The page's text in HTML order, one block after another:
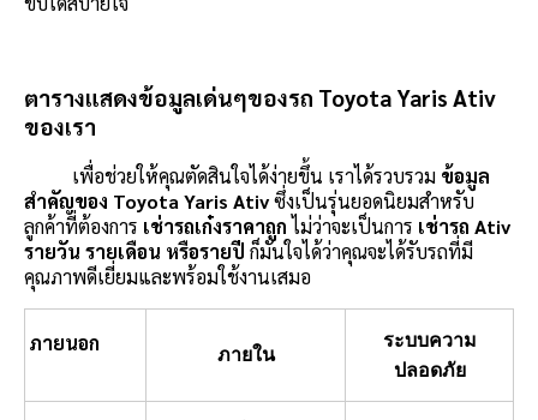
ตารางแสดงข้อมูลเด่นๆของรถ Toyota Yaris Ativ
ของเรา
เพื่อช่วยให้คุณตัดสินใจได้ง่ายขึ้น เราได้รวบรวม ข้อมูล
สำคัญของ Toyota Yaris Ativซึ่งเป็นรุ่นยอดนิยมสำหรับ
ลูกค้าที่ต้องการ เช่ารถเก๋งราคาถูกไม่ว่าจะเป็นการ เช่ารถ Ativ
รายวัน รายเดือน หรือรายปี ก็มั่นใจได้ว่าคุณจะได้รับรถที่มี
คุณภาพดีเยี่ยมและพร้อมใช้งานเสมอ
ภายนอก ภายใน
ระบบความ
ปลอดภัย